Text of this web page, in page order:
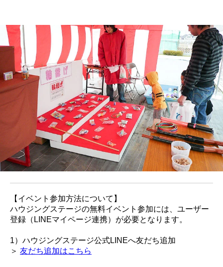
【イベント参加方法について】
ハウジングステージの無料イベント参加には、ユーザー
登録（LINEマイページ連携）が必要となります。
1）ハウジングステージ公式LINEへ友だち追加
＞ 友だち追加はこちら